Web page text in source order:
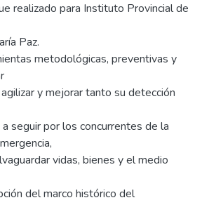
realizado para Instituto Provincial de
Paz.
metodológicas, preventivas y
y mejorar tanto su detección
seguir por los concurrentes de la
vidas, bienes y el medio
del marco histórico del